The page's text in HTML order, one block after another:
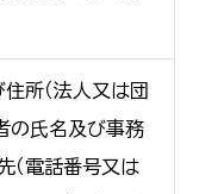
所（法人又は団
の氏名及び事務
（電話番号又は